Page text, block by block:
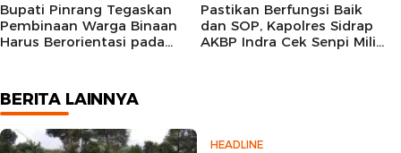
Bupati Pinrang Tegaskan
Pembinaan Warga Binaan
Harus Berorientasi pada
Pastikan Berfungsi Baik
dan SOP, Kapolres Sidrap
AKBP Indra Cek Senpi Milik
BERITA LAINNYA
HEADLINE